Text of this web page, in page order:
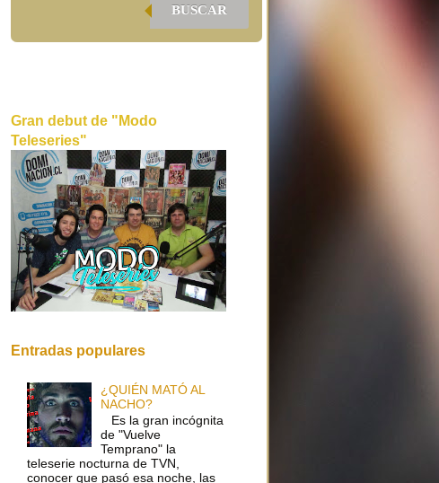
BUSCAR
Gran debut de "Modo
Teleseries"
Entradas populares
¿QUIÉN MATÓ AL
NACHO?
Es la gran incógnita
de "Vuelve
Temprano" la
teleserie nocturna de TVN,
conocer que pasó esa noche, las